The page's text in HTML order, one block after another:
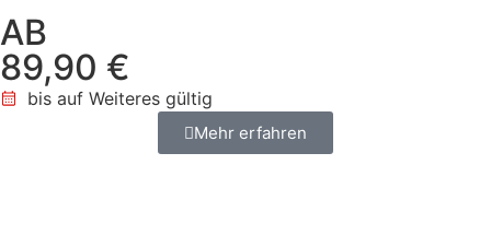
AB
89,90 €
bis auf Weiteres gültig
Mehr erfahren